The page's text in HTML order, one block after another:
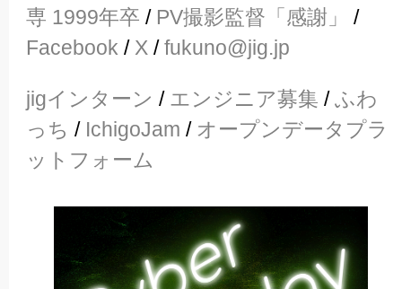
専 1999年卒 / PV撮影監督「感謝」
/
Facebook / X /fukuno@jig.jp
jigインターン / エンジニア募集 /ふわ
っち / IchigoJam / オープンデータプラ
ットフォーム